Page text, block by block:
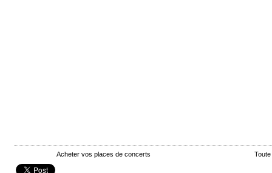
Acheter vos places de concerts